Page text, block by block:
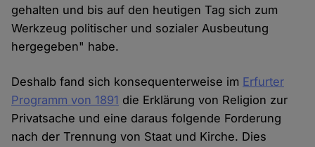
gehalten und bis auf den heutigen Tag sich zum
Werkzeug politischer und sozialer Ausbeutung
hergegeben" habe.
Deshalb fand sich konsequenterweise im Erfurter
Programm von 1891 die Erklärung von Religion zur
Privatsache und eine daraus folgende Forderung
nach der Trennung von Staat und Kirche. Dies